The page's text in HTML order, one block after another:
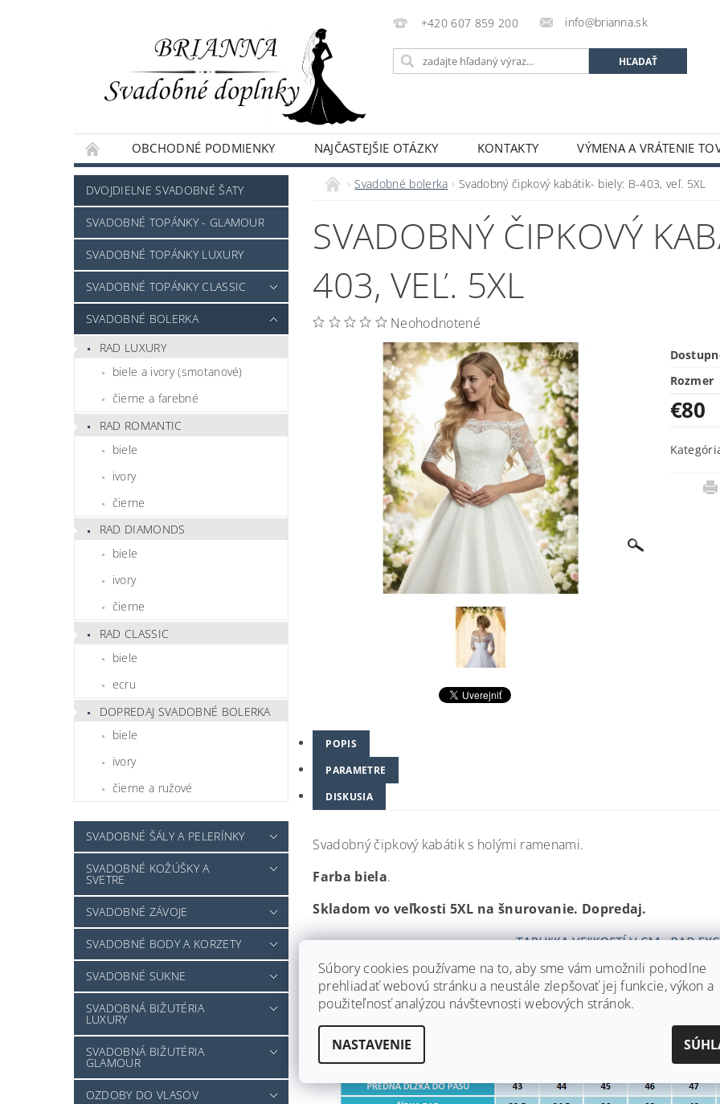
+420 607 859 200 info@brianna.sk
OBCHODNÉ PODMIENKY NAJČASTEJŠIE OTÁZKY KONTAKTY
VÝMENA A VRÁTENIE
NAPÍŠTE NÁM
DVOJDIELNE SVADOBNÉ ŠATY
SVADOBNÉ TOPÁNKY - GLAMOUR
SVADOBNÉ TOPÁNKY LUXURY
SVADOBNÉ TOPÁNKY CLASSIC
SVADOBNÉ BOLERKA
RAD LUXURY
biele a ivory (smotanové)
čierne a farebné
RAD ROMANTIC
biele
ivory
čierne
RAD DIAMONDS
biele
ivory
čierne
RAD CLASSIC
biele
ecru
DOPREDAJ SVADOBNÉ BOLERKA
biele
ivory
čierne a ružové
SVADOBNÉ ŠÁLY A PELERÍNKY
SVADOBNÉ KOŽÚŠKY A
SVETRE
SVADOBNÉ ZÁVOJE
SVADOBNÉ BODY A KORZETY
SVADOBNÉ SUKNE
SVADOBNÁ BIŽUTÉRIA
LUXURY
SVADOBNÁ BIŽUTÉRIA
GLAMOUR
OZDOBY DO VLASOV
Svadobné bolerka Svadobný čipkový kabátik- biely: B-403, veľ. 5XL
SVADOBNÝ ČIPKOVÝ
403, VEĽ. 5XL
Neohodnotené
Rozmer
€80
POPIS
PARAMETRE
DISKUSIA
Svadobný čipkový kabátik s holými ramenami.
Farba biela.
Skladom vo veľkosti 5XL na šnurovanie. Dopredaj.
Súbory cookies používame na to, aby sme vám umožnili pohodlne
prehliadať webovú stránku a neustále zlepšovať jej funkcie, výkon a
použiteľnosť analýzou návštevnosti webových stránok.
NASTAVENIE